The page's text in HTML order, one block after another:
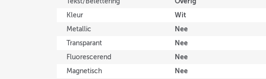
Kleur Wit
Metallic Nee
Transparant Nee
Fluorescerend Nee
Magnetisch Nee